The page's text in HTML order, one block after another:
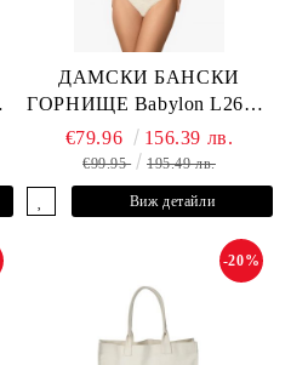
ДАМСКИ БАНСКИ
ГОРНИЩЕ Babylon L2613-
YP-682 MARC & ANDRE
€79.96 156.39 лв.
€99.95 195.49 лв.
Виж детайли
-20%